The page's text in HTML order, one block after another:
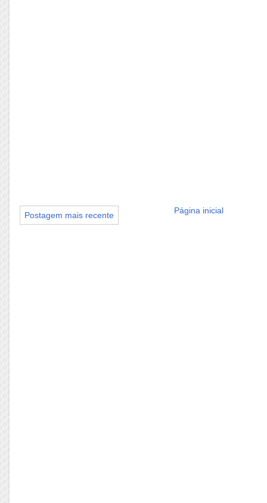
Postagem mais recente Página inicial